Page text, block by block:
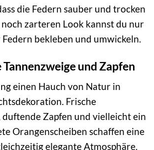
die Federn sauber und trocken
zarteren Look kannst du nur
bekleben und umwickeln.
Tannenzweige und Zapfen
einen Hauch von Natur in
Frische
duftende Zapfen und vielleicht ein
Orangenscheiben schaffen eine
elegante Atmosphäre.